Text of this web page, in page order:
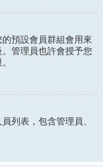
預設會員群組會用來
管理員也許會授予您
列表，包含管理員、